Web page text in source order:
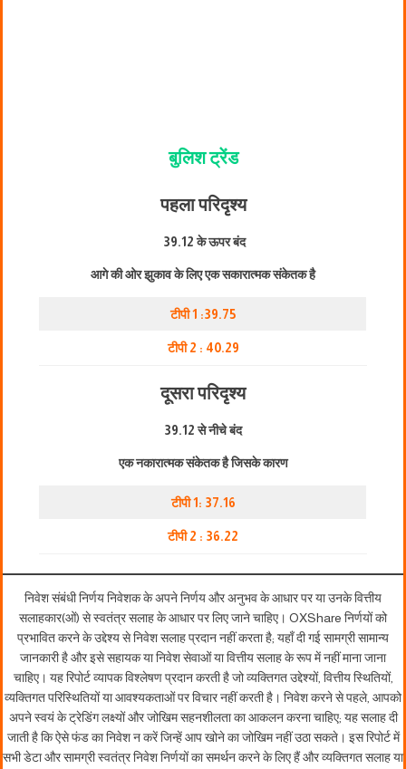
बुलिश ट्रेंड
पहला परिदृश्य
39.12 के ऊपर बंद
आगे की ओर झुकाव के लिए एक सकारात्मक संकेतक है
टीपी 1 :39.75
टीपी 2 : 40.29
दूसरा परिदृश्य
39.12 से नीचे बंद
एक नकारात्मक संकेतक है जिसके कारण
टीपी 1: 37.16
टीपी 2 : 36.22
निवेश संबंधी निर्णय निवेशक के अपने निर्णय और अनुभव के आधार पर या उनके वित्तीय
सलाहकार(ओं) से स्वतंत्र सलाह के आधार पर लिए जाने चाहिए। OXShare निर्णयों को
प्रभावित करने के उद्देश्य से निवेश सलाह प्रदान नहीं करता है; यहाँ दी गई सामग्री सामान्य
जानकारी है और इसे सहायक या निवेश सेवाओं या वित्तीय सलाह के रूप में नहीं माना जाना
चाहिए। यह रिपोर्ट व्यापक विश्लेषण प्रदान करती है जो व्यक्तिगत उद्देश्यों, वित्तीय स्थितियों,
व्यक्तिगत परिस्थितियों या आवश्यकताओं पर विचार नहीं करती है। निवेश करने से पहले, आपको
अपने स्वयं के ट्रेडिंग लक्ष्यों और जोखिम सहनशीलता का आकलन करना चाहिए; यह सलाह दी
जाती है कि ऐसे फंड का निवेश न करें जिन्हें आप खोने का जोखिम नहीं उठा सकते। इस रिपोर्ट में
सभी डेटा और सामग्री स्वतंत्र निवेश निर्णयों का समर्थन करने के लिए हैं और व्यक्तिगत सलाह या